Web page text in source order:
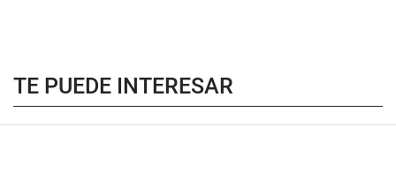
TE PUEDE INTERESAR